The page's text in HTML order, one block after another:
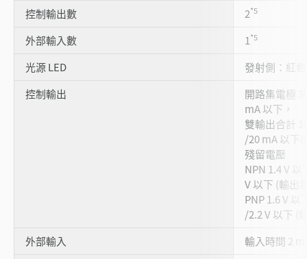
控制輸出數
2*5
外部輸入數 1 *5
光源 LED
發射側：紅
控制輸出
開路集電極
mA 以下，
雙輸出合計
/20 mA 以下
殘留電壓
NPN 1.4 V
V 以下 (輸出
PNP 1.6 V
/2.2 V 以下 (
外部輸入
輸入時間 2